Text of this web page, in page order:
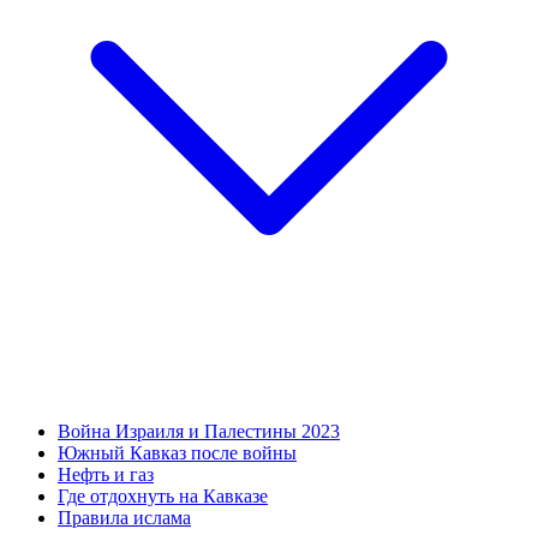
Война Израиля и Палестины 2023
Южный Кавказ после войны
Нефть и газ
Где отдохнуть на Кавказе
Правила ислама